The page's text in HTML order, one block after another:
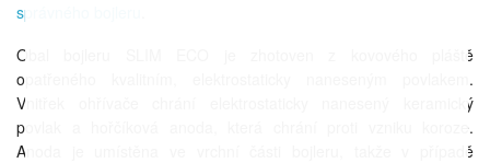
správného bojleru
Obal bojleru SLIM ECO je zhotoven z kovového pláště
opatřeného kvalitním, elektrostaticky naneseným povlakem.
Vnitřek ohřívače chrání elektrostaticky nanesený keramický
povlak a hořčíková anoda, která chrání proti vzniku koroze.
Anoda je umístěna ve vrchní části bojleru, takže v případě